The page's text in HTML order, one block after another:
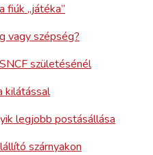
fiúk „játéka”
vagy szépség?
születésénél
kilátással
legjobb postásállása
szárnyakon